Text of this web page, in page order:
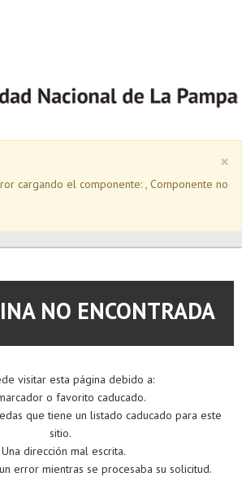
×
cargando el componente: , Componente no
NO ENCONTRADA
visitar esta página debido a:
o favorito caducado.
que tiene un listado caducado para este
sitio.
Una dirección mal escrita.
error mientras se procesaba su solicitud.